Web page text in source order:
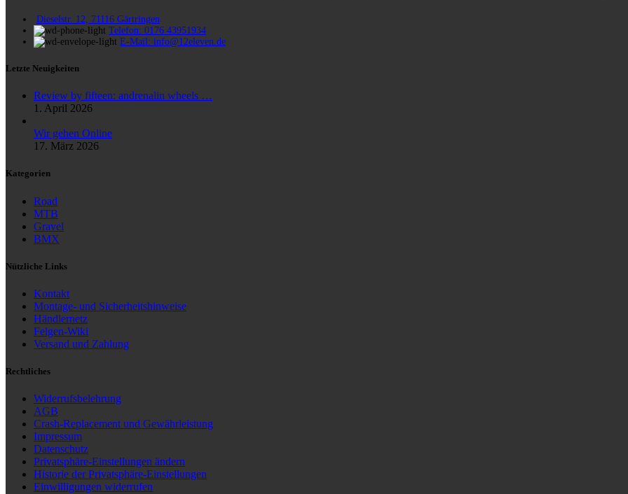
Dieselstr. 12, 71116 Gärtringen
Telefon: 0176 43951934
E-Mail: info@12eleven.de
Letzte Neuigkeiten
Review by fifteen: andrenalin wheels …
1. April 2026
Wir gehen Online
17. März 2026
Kategorien
Road
MTB
Gravel
BMX
Nützliche Links
Kontakt
Montage- und Sicherheitshinweise
Händlernetz
Felgen-Wiki
Versand und Zahlung
Rechtliches
Widerrufsbelehrung
AGB
Crash-Replacement und Gewährleistung
Impressum
Datenschutz
Privatsphäre-Einstellungen ändern
Historie der Privatsphäre-Einstellungen
Einwilligungen widerrufen